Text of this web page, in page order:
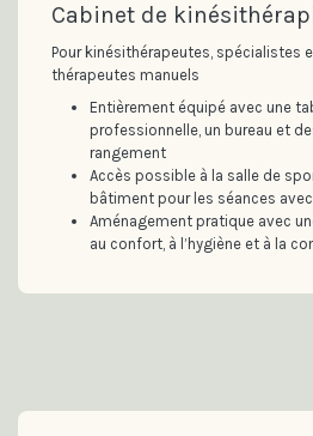
Cabinet de
Pour kinésithérapeutes, spécialistes
thérapeutes manuels
Entièrement équipé avec une
professionnelle, un bureau et
rangement
Accès possible à la salle de
bâtiment pour les séances
Aménagement pratique avec
au confort, à l’hygiène et à la